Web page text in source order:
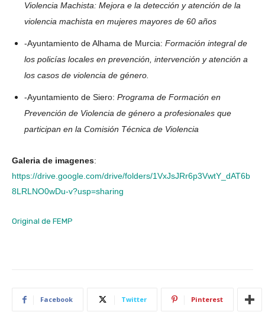
Violencia Machista: Mejora e la detección y atención de la
violencia machista en mujeres mayores de 60 años
-Ayuntamiento de Alhama de Murcia: Formación integral de
los policías locales en prevención, intervención y atención a
los casos de violencia de género.
-Ayuntamiento de Siero: Programa de Formación en
Prevención de Violencia de género a profesionales que
participan en la Comisión Técnica de Violencia
Galeria de imagenes:
https://drive.google.com/drive/folders/1VxJsJRr6p3VwtY_dAT6b
8LRLNO0wDu-v?usp=sharing
Original de FEMP
Facebook Twitter Pinterest